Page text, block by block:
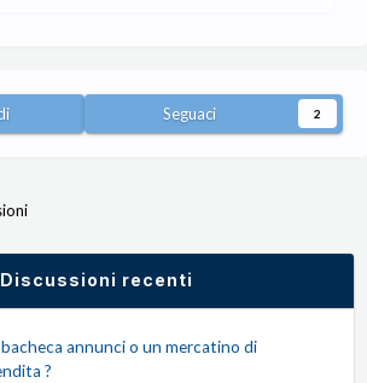
Seguaci 2
Discussioni recenti
annunci o un mercatino di
?